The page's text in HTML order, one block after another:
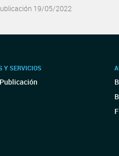
19/05/2022
Y SERVICIOS